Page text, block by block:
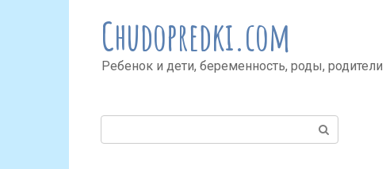
Chudopredki.com
Ребенок и дети, беременность, роды, родители